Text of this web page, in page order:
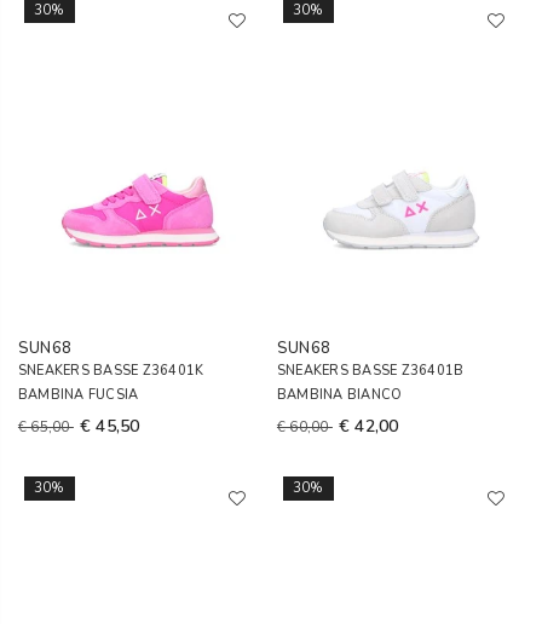
30%
SUN68
SNEAKERS BASSE Z36401K
BAMBINA FUCSIA
€ 65,00 € 45,50
30%
SUN68
SNEAKERS BASSE Z36401B
BAMBINA BIANCO
€ 60,00 € 42,00
30% 30%